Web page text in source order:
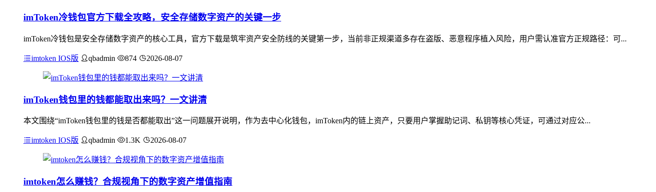
imToken冷钱包官方下载全攻略，安全存储数字资产的关键一步
imToken冷钱包是安全存储数字资产的核心工具，官方下载是筑牢资产安全防线的关键第一步，当前非正规渠道多存在盗版、恶意程序植入风险，用户需认准官方正规路径：可...
imtoken IOS版 qbadmin 874 2026-08-07
imToken钱包里的钱都能取出来吗？一文讲清
本文围绕“imToken钱包里的钱是否都能取出”这一问题展开说明，作为去中心化钱包，imToken内的链上资产，只要用户掌握助记词、私钥等核心凭证，可通过对应公...
imtoken IOS版 qbadmin 1.3K 2026-08-07
imtoken怎么赚钱？合规视角下的数字资产增值指南